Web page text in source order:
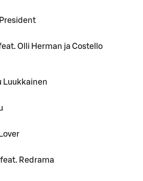
Olli Herman ja Costello
Luukkainen
Redrama